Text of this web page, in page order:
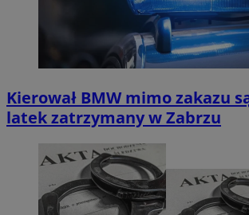
Kierował BMW mimo zakazu
latek zatrzymany w Zabrzu